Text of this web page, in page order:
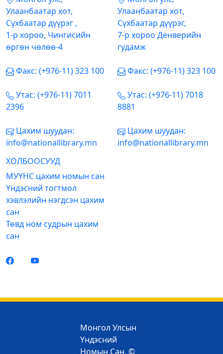
Улаанбаатар хот,
Сүхбаатар дүүрэг ,
1-р хороо, Чингисийн
өргөн чөлөө-4
Факс: (+976-11) 323 100
Утас: (+976-11) 7011
2396
Цахим шуудан:
info@nationallibrary.mn
Улаанбаатар хот,
Сүхбаатар дүүрэг,
7-р хороо Денверийн
гудамж
Факс: (+976-11) 323 100
Утас: (+976-11) 7018
8881
Цахим шуудан:
info@nationallibrary.mn
ХОЛБООСУУД
МУҮНС цахим номын сан
Үндэсний тогтмол
хэвлэлийн нэгдсэн цахим
сан
Төвд ном судрын цахим
сан
Монгол Улсын
Үндэсний
Номын Сан. ©